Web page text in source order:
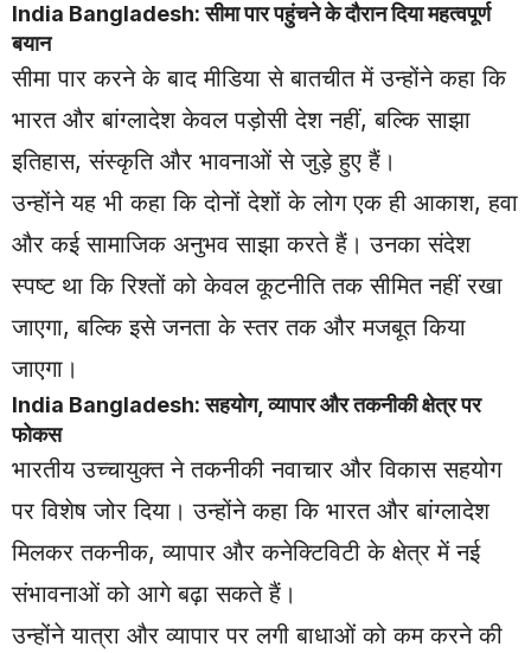
India Bangladesh: सीमा पार पहुंचने के दौरान दिया महत्वपूर्ण
बयान
सीमा पार करने के बाद मीडिया से बातचीत में उन्होंने कहा कि
भारत और बांग्लादेश केवल पड़ोसी देश नहीं, बल्कि साझा
इतिहास, संस्कृति और भावनाओं से जुड़े हुए हैं।
उन्होंने यह भी कहा कि दोनों देशों के लोग एक ही आकाश, हवा
और कई सामाजिक अनुभव साझा करते हैं। उनका संदेश
स्पष्ट था कि रिश्तों को केवल कूटनीति तक सीमित नहीं रखा
जाएगा, बल्कि इसे जनता के स्तर तक और मजबूत किया
जाएगा।
India Bangladesh: सहयोग, व्यापार और तकनीकी क्षेत्र पर
फोकस
भारतीय उच्चायुक्त ने तकनीकी नवाचार और विकास सहयोग
पर विशेष जोर दिया। उन्होंने कहा कि भारत और बांग्लादेश
मिलकर तकनीक, व्यापार और कनेक्टिविटी के क्षेत्र में नई
संभावनाओं को आगे बढ़ा सकते हैं।
उन्होंने यात्रा और व्यापार पर लगी बाधाओं को कम करने की